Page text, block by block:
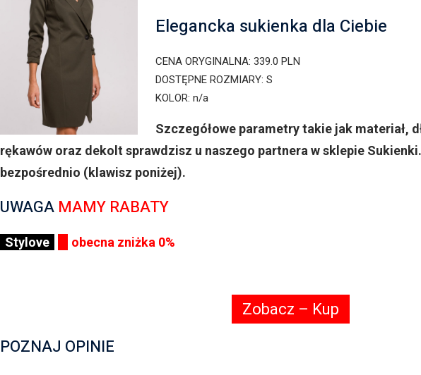
Elegancka sukienka dla Ciebie
CENA ORYGINALNA: 339.0 PLN
DOSTĘPNE ROZMIARY: S
KOLOR: n/a
Szczegółowe parametry takie jak materiał,
rękawów oraz dekolt sprawdzisz u naszego partnera w sklepie
bezpośrednio (klawisz poniżej).
UWAGA MAMY RABATY
Stylove obecna zniżka 0%
Zobacz – Kup
POZNAJ OPINIE